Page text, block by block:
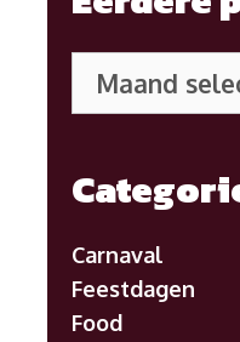
posts
Carnaval
Feestdagen
Food